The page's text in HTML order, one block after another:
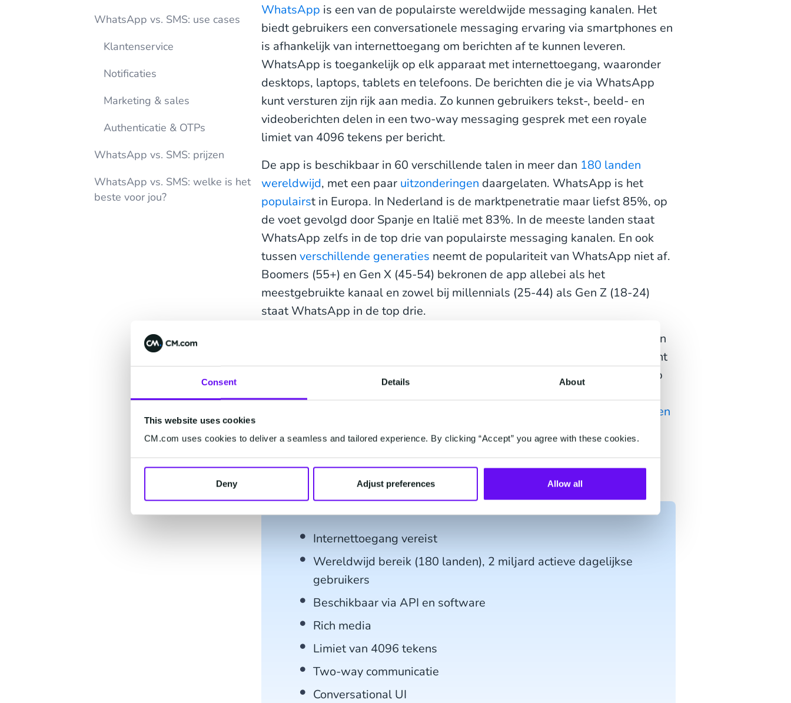
Consent Details About
This website uses cookies
CM.com uses cookies to deliver a seamless and tailored experience. By clicking “Accept” you agree with these cookies.
Deny Adjust preferences Allow all
WhatsApp vs. SMS: use cases
Klantenservice
Notificaties
Marketing & sales
Authenticatie & OTPs
WhatsApp vs. SMS: prijzen
WhatsApp vs. SMS: welke is het
beste voor jou?
WhatsApp is een van de populairste wereldwijde messaging kanalen. Het
biedt gebruikers een conversationele messaging ervaring via smartphones en
is afhankelijk van internettoegang om berichten af te kunnen leveren.
WhatsApp is toegankelijk op elk apparaat met internettoegang, waaronder
desktops, laptops, tablets en telefoons. De berichten die je via WhatsApp
kunt versturen zijn rijk aan media. Zo kunnen gebruikers tekst-, beeld- en
videoberichten delen in een two-way messaging gesprek met een royale
limiet van 4096 tekens per bericht.
De app is beschikbaar in 60 verschillende talen in meer dan 180 landen
wereldwijd, met een paar uitzonderingen daargelaten. WhatsApp is het
populairst in Europa. In Nederland is de marktpenetratie maar liefst 85%, op
de voet gevolgd door Spanje en Italië met 83%. In de meeste landen staat
WhatsApp zelfs in de top drie van populairste messaging kanalen. En ook
tussen verschillende generaties neemt de populariteit van WhatsApp niet af.
Boomers (55+) en Gen X (45-54) bekronen de app allebei als het
meestgebruikte kanaal en zowel bij millennials (25-44) als Gen Z (18-24)
staat WhatsApp in de top drie.
wereldwijd is het geen
verrassing dat Meta ook een oplossing biedt voor bedrijven om van de kracht
van WhatsApp te profiteren:
WhatsApp Business Platform
. Het WhatsApp
On-Premise API of een
Business Solution Provider (BSP) zoals CM.com.
WhatsApp Business Platform in het kort
Internettoegang vereist
Wereldwijd bereik (180 landen), 2 miljard actieve dagelijkse
gebruikers
Beschikbaar via API en software
Rich media
Limiet van 4096 tekens
Two-way communicatie
Conversational UI